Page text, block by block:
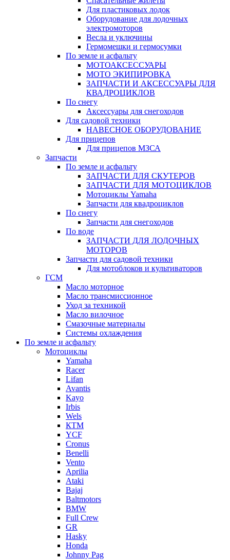
Для пластиковых лодок
Оборудование для лодочных
электромоторов
Весла и уключины
Гермомешки и гермосумки
По земле и асфальту
МОТОАКСЕССУАРЫ
МОТО ЭКИПИРОВКА
ЗАПЧАСТИ И АКСЕССУАРЫ ДЛЯ
КВАДРОЦИКЛОВ
По снегу
Аксессуары для снегоходов
Для садовой техники
НАВЕСНОЕ ОБОРУДОВАНИЕ
Для прицепов
Для прицепов МЗСА
Запчасти
По земле и асфальту
ЗАПЧАСТИ ДЛЯ СКУТЕРОВ
ЗАПЧАСТИ ДЛЯ МОТОЦИКЛОВ
Мотоциклы Yamaha
Запчасти для квадроциклов
По снегу
Запчасти для снегоходов
По воде
ЗАПЧАСТИ ДЛЯ ЛОДОЧНЫХ
МОТОРОВ
Запчасти для садовой техники
Для мотоблоков и культиваторов
ГСМ
Масло моторное
Масло трансмиссионное
Уход за техникой
Масло вилочное
Смазочные материалы
Системы охлаждения
По земле и асфальту
Мотоциклы
Yamaha
Racer
Lifan
Avantis
Kayo
Irbis
Wels
КТМ
YCF
Cronus
Benelli
Vento
Aprilia
Ataki
Bajaj
Baltmotors
BMW
Full Crew
GR
Hasky
Honda
Johnny Pag